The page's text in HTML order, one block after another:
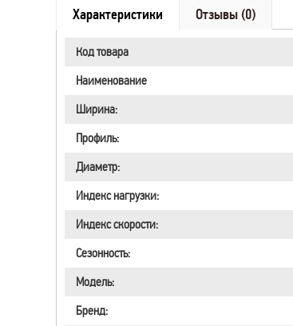
Характеристики Отзывы (0)
Код товара
Наименование
Ширина:
Профиль:
Диаметр:
Индекс нагрузки:
Индекс скорости:
Сезонность:
Модель:
Бренд: